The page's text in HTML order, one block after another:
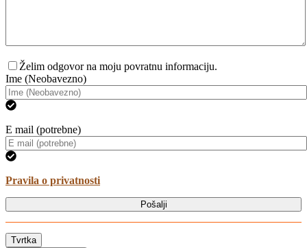
Želim odgovor na moju povratnu informaciju.
Ime (Neobavezno)
E mail (potrebne)
Pravila o privatnosti
Pošalji
Tvrtka